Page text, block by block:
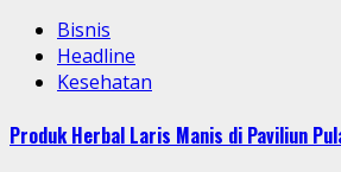
Bisnis
Headline
Kesehatan
Produk Herbal Laris Manis di Paviliun